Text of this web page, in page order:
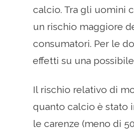
calcio. Tra gli uomini
un rischio maggiore
consumatori. Per le
effetti su una
Il rischio relativo di
quanto calcio è stato
le carenze (meno di